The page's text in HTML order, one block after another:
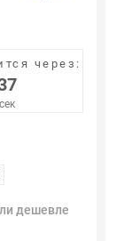
через:
сек
дешевле